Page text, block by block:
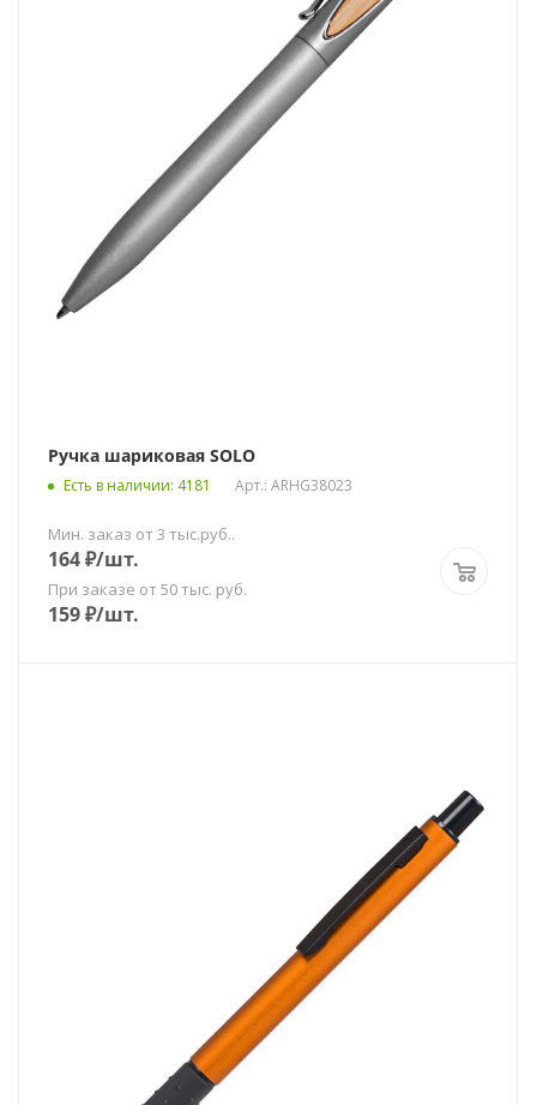
Ручка шариковая SOLO
Есть в наличии: 4181 Арт.: ARHG38023
Мин. заказ от 3 тыс.руб..
164₽/шт.
При заказе от 50 тыс. руб.
159₽/шт.